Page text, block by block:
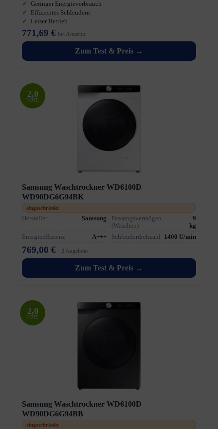
Geringer Energieverbrauch
Effizientes Schleudern
Leiser Betrieb
771,69 € bei Amazon
Zum Test & Preis →
2,0
NOTE
Samsung Waschtrockner WD6100D
WD90DG6G94BK
eingeschränkt
Hersteller Samsung
Fassungsvermögen
(Waschen)
9
kg
Energieeffizienz
A+++ Schleuderdrehzahl 1400 U/min
769,00 € · 2 Angebote
Zum Test & Preis →
2,0
NOTE
Samsung Waschtrockner WD6100D
WD90DG6G94BB
eingeschränkt